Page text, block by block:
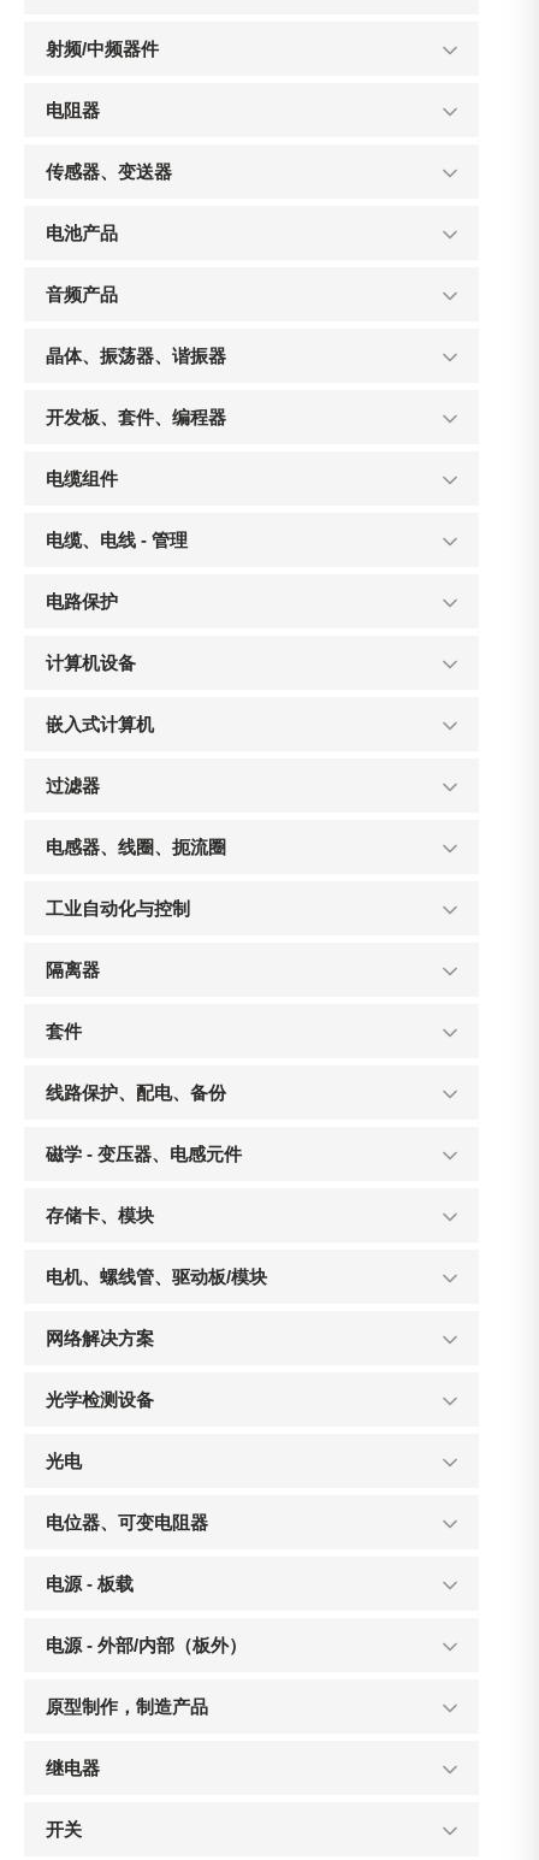
射频/中频器件
电阻器
传感器、变送器
电池产品
音频产品
晶体、振荡器、谐振器
开发板、套件、编程器
电缆组件
电缆、电线 - 管理
电路保护
计算机设备
嵌入式计算机
过滤器
电感器、线圈、扼流圈
工业自动化与控制
隔离器
套件
线路保护、配电、备份
磁学 - 变压器、电感元件
存储卡、模块
电机、螺线管、驱动板/模块
网络解决方案
光学检测设备
光电
电位器、可变电阻器
电源 - 板载
电源 - 外部/内部（板外）
原型制作，制造产品
继电器
开关